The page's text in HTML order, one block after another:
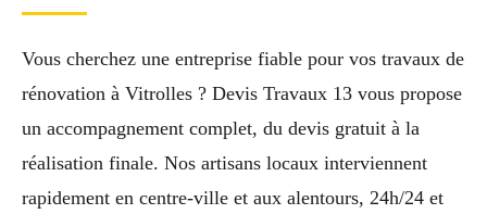
Vous cherchez une entreprise fiable pour vos travaux de
rénovation à Vitrolles ? Devis Travaux 13 vous propose
un accompagnement complet, du devis gratuit à la
réalisation finale. Nos artisans locaux interviennent
rapidement en centre-ville et aux alentours, 24h/24 et